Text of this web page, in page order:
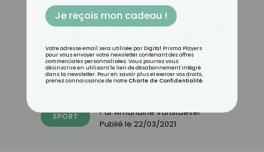
Le vélo fait-il maigrir ?
Découvrez les 11 menus CROQ
SPORT ParAmandine Vanstaevel
Publié le 22/03/2021
Je reçois mon cadeau !
Votre adresse email sera utilisée par Digital Prisma Players
pour vous envoyer votre newsletter contenant des offres
commerciales personnalisées. Vous pourrez vous
désinscrire en utilisant le lien de désabonnement intégré
dans la newsletter. Pour en savoir plus et exercer vos droits,
prenez connaissance de notre Charte de Confidentialité.